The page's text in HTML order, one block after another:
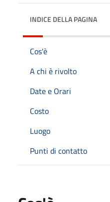
INDICE DELLA PAGINA
Cos'è
A chi è rivolto
Date e Orari
Costo
Luogo
Punti di contatto